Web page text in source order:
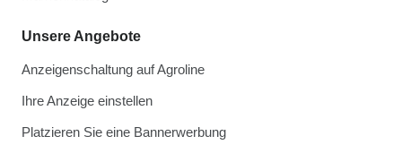
Unsere Angebote
Anzeigenschaltung auf Agroline
Ihre Anzeige einstellen
Platzieren Sie eine Bannerwerbung